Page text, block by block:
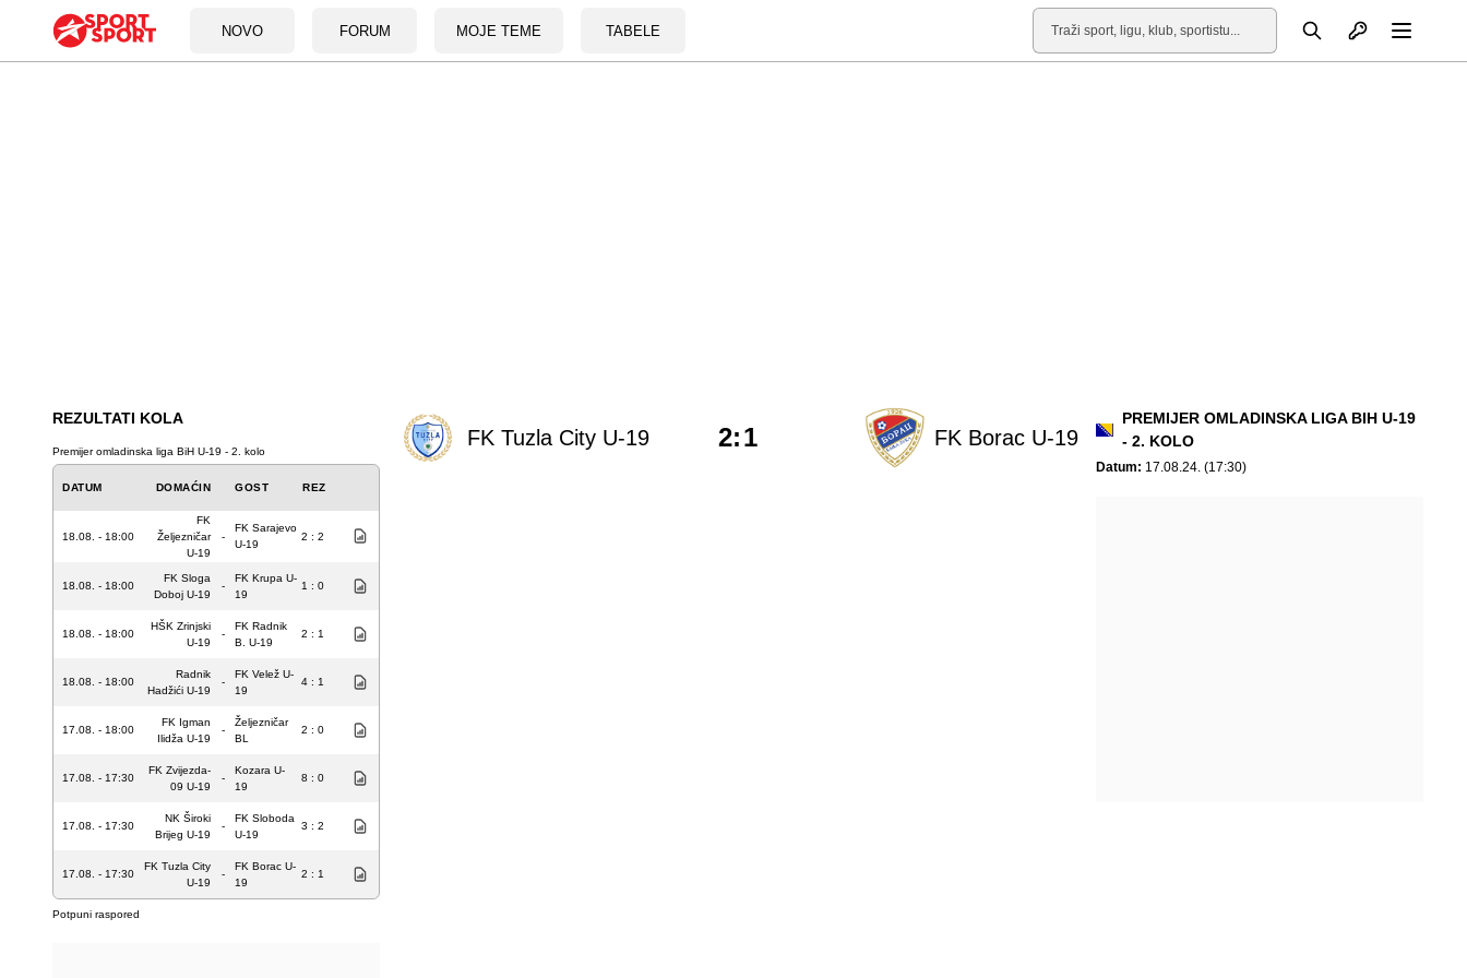
NOVO FORUM MOJE TEME TABELE
Pretraga Otvori profil
REZULTATI KOLA
Premijer omladinska liga BiH U-19 - 2. kolo
DATUM DOMAĆIN GOST REZ
18.08. - 18:00
FK
Željezničar
U-19
-
FK Sarajevo
U-19
2 : 2
18.08. - 18:00
FK Sloga
Doboj U-19
-
FK Krupa U-
19
1 : 0
18.08. - 18:00
HŠK Zrinjski
U-19
-
FK Radnik
B. U-19
2 : 1
18.08. - 18:00
Radnik
Hadžići U-19
-
FK Velež U-
19
4 : 1
17.08. - 18:00
FK Igman
Ilidža U-19
-
Željezničar
BL
2 : 0
17.08. - 17:30
FK Zvijezda-
09 U-19
-
Kozara U-
19
8 : 0
17.08. - 17:30
NK Široki
Brijeg U-19
-
FK Sloboda
U-19
3 : 2
17.08. - 17:30
FK Tuzla City
U-19
-
FK Borac U-
19
2 : 1
Potpuni raspored
FK Tuzla City U-19 FK Borac U-19
2:1
PREMIJER OMLADINSKA LIGA BIH U-19
- 2. KOLO
Datum: 17.08.24. (17:30)